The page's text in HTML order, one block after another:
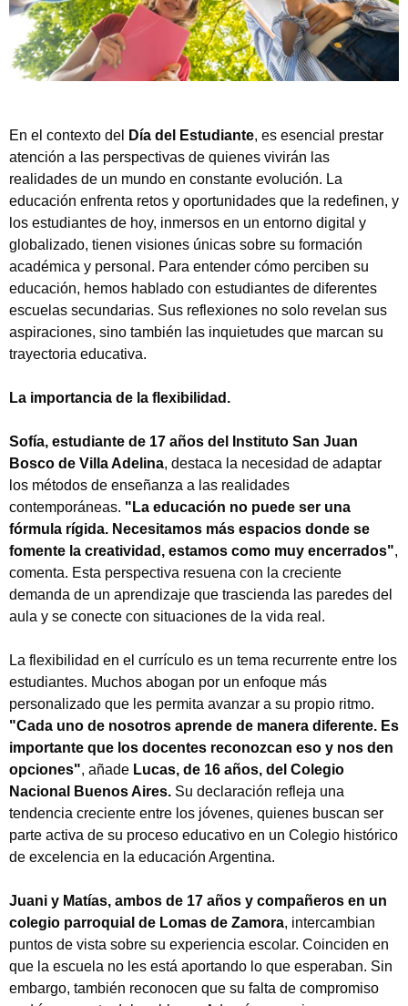
En el contexto del Día del Estudiante, es esencial prestar
atención a las perspectivas de quienes vivirán las
realidades de un mundo en constante evolución. La
educación enfrenta retos y oportunidades que la redefinen, y
los estudiantes de hoy, inmersos en un entorno digital y
globalizado, tienen visiones únicas sobre su formación
académica y personal. Para entender cómo perciben su
educación, hemos hablado con estudiantes de diferentes
escuelas secundarias. Sus reflexiones no solo revelan sus
aspiraciones, sino también las inquietudes que marcan su
trayectoria educativa.
La importancia de la flexibilidad.
Sofía, estudiante de 17 años del Instituto San Juan
Bosco de Villa Adelina, destaca la necesidad de adaptar
los métodos de enseñanza a las realidades
contemporáneas. "La educación no puede ser una
fórmula rígida. Necesitamos más espacios donde se
fomente la creatividad, estamos como muy encerrados",
comenta. Esta perspectiva resuena con la creciente
demanda de un aprendizaje que trascienda las paredes del
aula y se conecte con situaciones de la vida real.
La flexibilidad en el currículo es un tema recurrente entre los
estudiantes. Muchos abogan por un enfoque más
personalizado que les permita avanzar a su propio ritmo.
"Cada uno de nosotros aprende de manera diferente. Es
importante que los docentes reconozcan eso y nos den
opciones", añade Lucas, de 16 años, del Colegio
Nacional Buenos Aires. Su declaración refleja una
tendencia creciente entre los jóvenes, quienes buscan ser
parte activa de su proceso educativo en un Colegio histórico
de excelencia en la educación Argentina.
Juani y Matías, ambos de 17 años y compañeros en un
colegio parroquial de Lomas de Zamora, intercambian
puntos de vista sobre su experiencia escolar. Coinciden en
que la escuela no les está aportando lo que esperaban. Sin
embargo, también reconocen que su falta de compromiso